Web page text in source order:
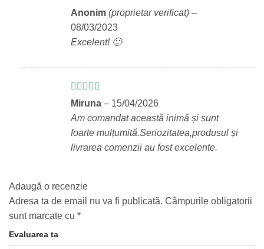
Evaluat la5
din 5
Anonim (proprietar verificat) –
08/03/2023
Excelent! 🙂
Evaluat la
5
din 5
Miruna – 15/04/2026
Am comandat această inimă și sunt
foarte mulțumită.Seriozitatea,produsul și
livrarea comenzii au fost excelente.
Adaugă o recenzie
Adresa ta de email nu va fi publicată. Câmpurile obligatorii
sunt marcate cu *
Evaluarea ta